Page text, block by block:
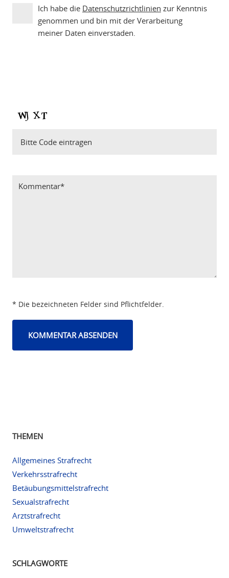
Ich habe die Datenschutzrichtlinien zur Kenntnis
genommen und bin mit der Verarbeitung
meiner Daten einverstaden.
* Die bezeichneten Felder sind Pflichtfelder.
THEMEN
Allgemeines Strafrecht
Verkehrsstrafrecht
Betäubungsmittelstrafrecht
Sexualstrafrecht
Arztstrafrecht
Umweltstrafrecht
SCHLAGWORTE